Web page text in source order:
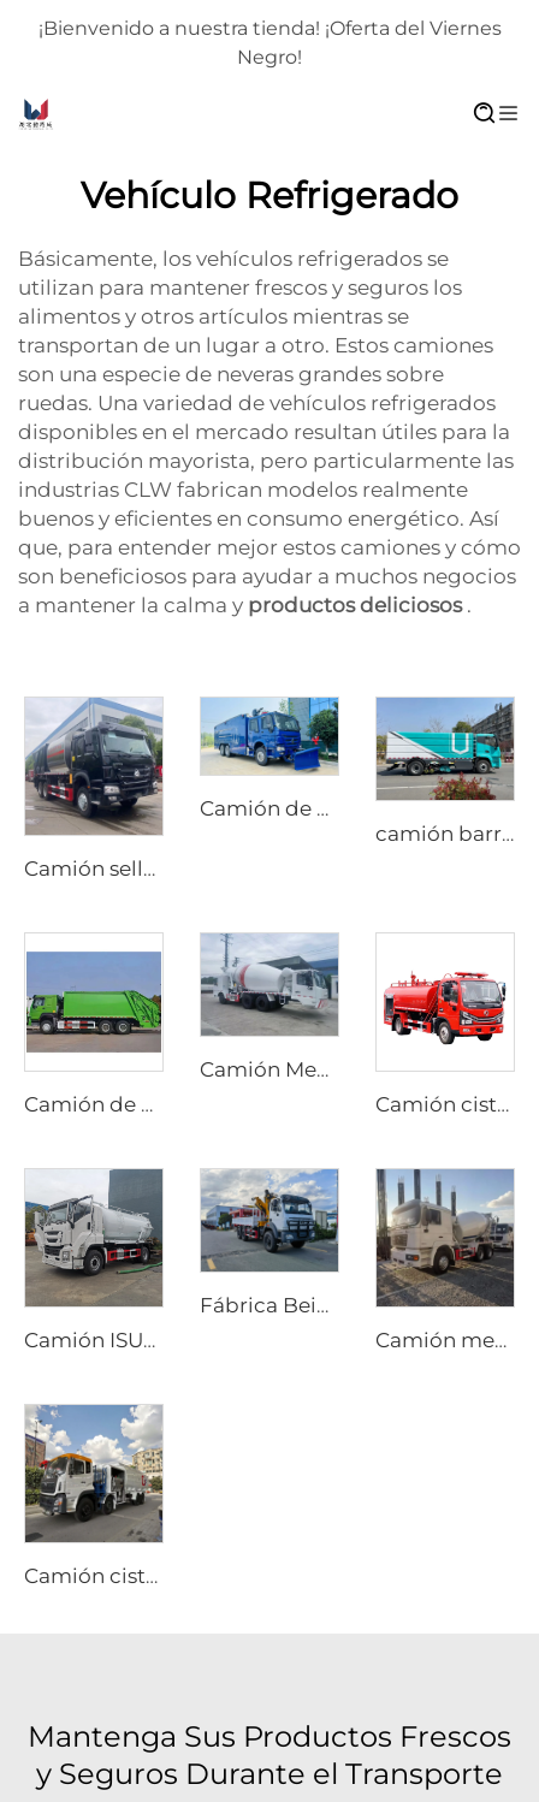
¡Bienvenido a nuestra tienda! ¡Oferta del Viernes
Negro!
Vehículo Refrigerado
Básicamente, los vehículos refrigerados se
utilizan para mantener frescos y seguros los
alimentos y otros artículos mientras se
transportan de un lugar a otro. Estos camiones
son una especie de neveras grandes sobre
ruedas. Una variedad de vehículos refrigerados
disponibles en el mercado resultan útiles para la
distribución mayorista, pero particularmente las
industrias CLW fabrican modelos realmente
buenos y eficientes en consumo energético. Así
que, para entender mejor estos camiones y cómo
son beneficiosos para ayudar a muchos negocios
a mantener la calma y productos deliciosos .
Camión sellador de grava sincrónico HOWO nuevo con transmisión manual y motor diésel, precio de fábrica
Camión de bomberos de alta presión con espuma Sinotruk HOWO 6X4, de alta calidad, nuevo y económico, con depósito de agua
camión barredor de nueva energía de alto rendimiento y duradero de 18T, barredora eléctrica pura para lavado y barrido
Camión de basura compactador HOWO 6*4 20cbm con sistema hidráulico PLC, carga trasera, para gestión de residuos
Camión Mezclador de Cemento Diesel Personalizado con Opciones de Transmisión Manual o Automática y Dirección Bidireccional para Producción en Túneles
Camión cisterna Dongfeng 4x2 Dorica diésel nuevo con transmisión manual, bomba de agua aérea, depósito de 4000 litros, máquina de rociado, rociador contra incendios
Camión ISUZU GIGA 4x2 con bomba de succión de alcantarillado y vacío, transmisión manual, depósito de 12000 litros para pozos sépticos
Fábrica Beiben Suministra Grúa para Camión de Transporte Especial Todo Terreno 4X4 6x6 Brazo Plegable Rígido
Camión mezclador de cemento móvil Shacman nuevo, tambor de 8m3 y 10m3, precio de camión mezclador de hormigón
Camión cisterna de combustible Dongfeng 8x4 340hp de 12 ruedas, capacidad de 25000 litros, vehículo nuevo de repostaje manual para aviación, avión 4x2 4x4 6x6
Mantenga Sus Productos Frescos
y Seguros Durante el Transporte